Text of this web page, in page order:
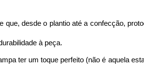
desde o plantio até a confecção,
à peça.
ter um toque perfeito (não é aquela